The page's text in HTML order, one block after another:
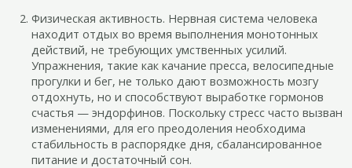
Физическая активность. Нервная система человека
находит отдых во время выполнения монотонных
действий, не требующих умственных усилий.
Упражнения, такие как качание пресса, велосипедные
прогулки и бег, не только дают возможность мозгу
отдохнуть, но и способствуют выработке гормонов
счастья — эндорфинов. Поскольку стресс часто вызван
изменениями, для его преодоления необходима
стабильность в распорядке дня, сбалансированное
питание и достаточный сон.